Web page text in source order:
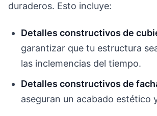
duraderos. Esto incluye:
Detalles constructivos de
garantizar que tu estructura
las inclemencias del tiempo.
Detalles constructivos de
aseguran un acabado estético